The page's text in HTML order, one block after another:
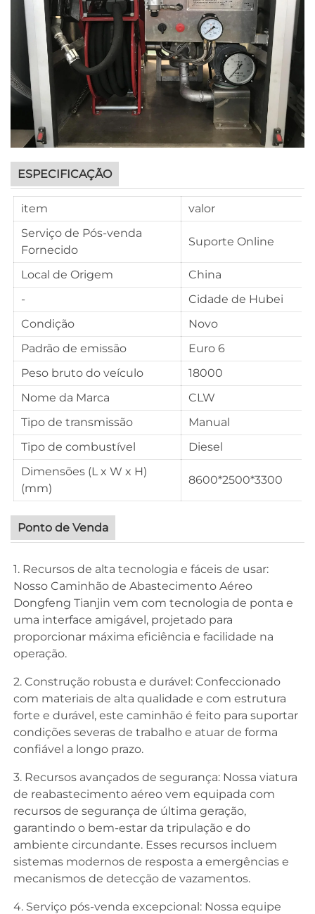
ESPECIFICAÇÃO
item
valor
Serviço de Pós-venda
Fornecido
Suporte Online
Local de Origem
China
-
Cidade de Hubei
Condição
Novo
Padrão de emissão
Euro 6
Peso bruto do veículo
18000
Nome da Marca
CLW
Tipo de transmissão
Manual
Tipo de combustível
Diesel
Dimensões (L x W x H)
(mm)
8600*2500*3300
Ponto de Venda
1. Recursos de alta tecnologia e fáceis de usar:
Nosso Caminhão de Abastecimento Aéreo
Dongfeng Tianjin vem com tecnologia de ponta e
uma interface amigável, projetado para
proporcionar máxima eficiência e facilidade na
operação.
2. Construção robusta e durável: Confeccionado
com materiais de alta qualidade e com estrutura
forte e durável, este caminhão é feito para suportar
condições severas de trabalho e atuar de forma
confiável a longo prazo.
3. Recursos avançados de segurança: Nossa viatura
de reabastecimento aéreo vem equipada com
recursos de segurança de última geração,
garantindo o bem-estar da tripulação e do
ambiente circundante. Esses recursos incluem
sistemas modernos de resposta a emergências e
mecanismos de detecção de vazamentos.
4. Serviço pós-venda excepcional: Nossa equipe